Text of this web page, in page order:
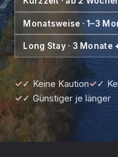
Monatsweise · 1–3
Long Stay · 3 Monate
✓✓ Keine Kaution✓✓
✓✓ Günstiger je länger